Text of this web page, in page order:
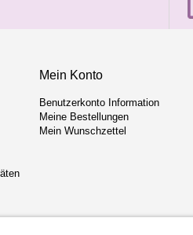
Mein Konto
Benutzerkonto Information
Meine Bestellungen
Mein Wunschzettel